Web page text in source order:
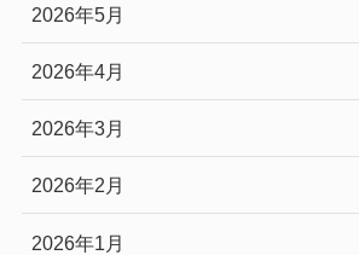
2026年5月
2026年4月
2026年3月
2026年2月
2026年1月